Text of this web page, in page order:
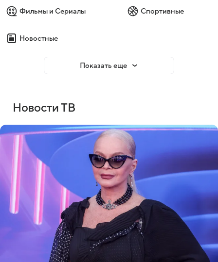
Фильмы и Сериалы Спортивные
Новостные
Показать еще
Новости ТВ